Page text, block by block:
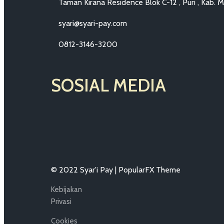
Taman Kirana Residence Blok C-12 , Puri , Kab.
syari@syari-pay.com
0812-3146-3200
SOSIAL MEDIA
© 2022 Syar'i Pay | PopularFX Theme
Kebijakan
Privasi
Cookies